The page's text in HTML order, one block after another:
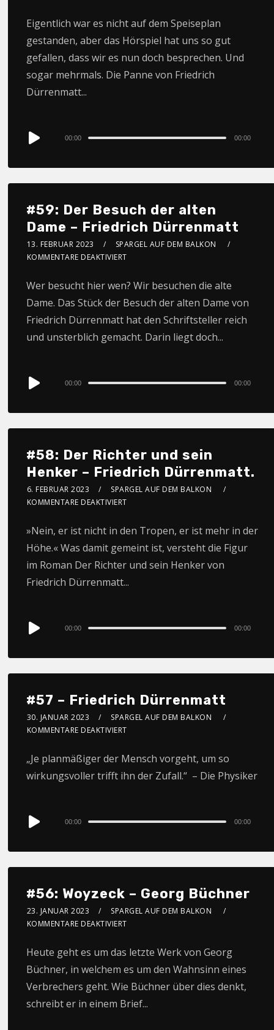
Eigentlich war es nicht auf dem Speiseplan
gestanden, aber das Hörspiel hat uns so gut
gefallen, dass wir es nun doch besprechen. Und
sogar mehrmals. Die Panne von Friedrich
Dürrenmatt...
Audio
00:00 00:00
#59: Der Besuch der alten
Dame – Friedrich Dürrenmatt
13. FEBRUAR 2023
SPARGEL AUF DEM BALKON
KOMMENTARE DEAKTIVIERT
Wer besucht hier wen? Wir besuchen die alte
Dame. Das Stück der Besuch der alten Dame von
Friedrich Dürrenmatt hat den Schriftsteller reich
und unsterblich gemacht. Darin liegt doch...
Audio
00:00 00:00
#58: Der Richter und sein
Henker – Friedrich Dürrenmatt.
6. FEBRUAR 2023
SPARGEL AUF DEM BALKON
KOMMENTARE DEAKTIVIERT
»Nein, er ist nicht in den Tropen, er ist mehr in der
Höhe.« Was damit gemeint ist, versteht die Figur
im Roman Der Richter und sein Henker von
Friedrich Dürrenmatt...
Audio
00:00 00:00
#57 – Friedrich Dürrenmatt
30. JANUAR 2023
SPARGEL AUF DEM BALKON
KOMMENTARE DEAKTIVIERT
„Je planmäßiger der Mensch vorgeht, um so
wirkungsvoller trifft ihn der Zufall.“ – Die Physiker
Audio
00:00 00:00
#56: Woyzeck – Georg Büchner
23. JANUAR 2023
SPARGEL AUF DEM BALKON
KOMMENTARE DEAKTIVIERT
Heute geht es um das letzte Werk von Georg
Büchner, in welchem es um den Wahnsinn eines
Verbrechers geht. Wie Büchner über dies denkt,
schreibt er in einem Brief...